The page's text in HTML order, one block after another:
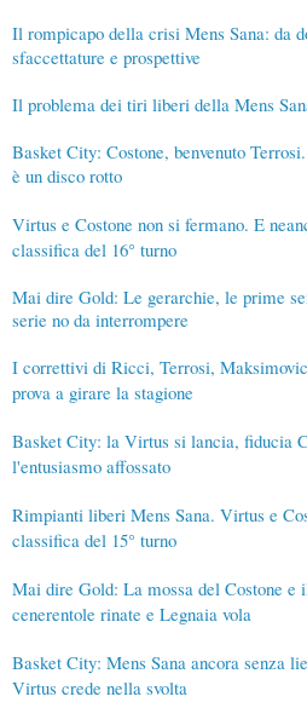
Il rompicapo della crisi Mens Sana: da
sfaccettature e prospettive
Il problema dei tiri liberi della Mens
Basket City: Costone, benvenuto
è un disco rotto
Virtus e Costone non si fermano. E
classifica del 16° turno
Mai dire Gold: Le gerarchie, le prime
serie no da interrompere
I correttivi di Ricci, Terrosi,
prova a girare la stagione
Basket City: la Virtus si lancia, fiducia
l'entusiasmo affossato
Rimpianti liberi Mens Sana. Virtus e
classifica del 15° turno
Mai dire Gold: La mossa del Costone e
cenerentole rinate e Legnaia vola
Basket City: Mens Sana ancora senza
Virtus crede nella svolta